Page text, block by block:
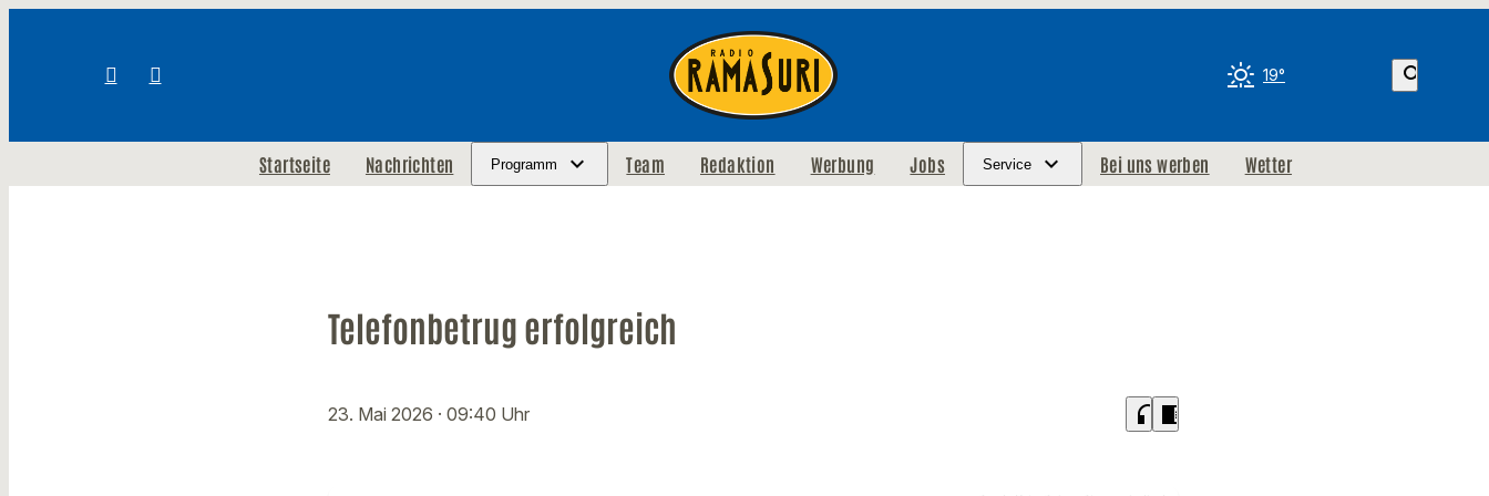
19° search
Startseite Nachrichten Programm Team Redaktion Werbung Jobs Service Bei uns werben Wetter
Telefonbetrug erfolgreich
23. Mai 2026 · 09:40 Uhr headphones chrome_reader_mode